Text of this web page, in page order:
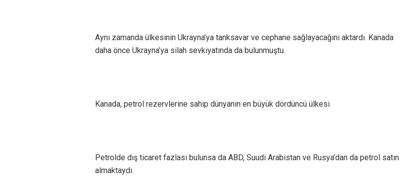
Aynı zamanda ülkesinin Ukrayna’ya tanksavar ve cephane sağlayacağını aktardı. Kanada
daha önce Ukrayna’ya silah sevkiyatında da bulunmuştu.
Kanada, petrol rezervlerine sahip dünyanın en büyük dördüncü ülkesi.
Petrolde dış ticaret fazlası bulunsa da ABD, Suudi Arabistan ve Rusya’dan da petrol satın
almaktaydı.